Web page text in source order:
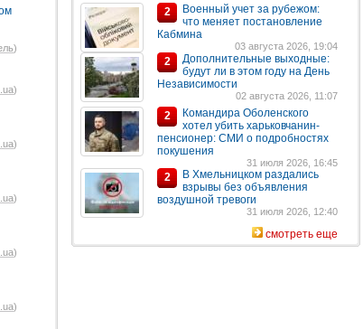
)
)
)
)
)
)
2
Военный учет за рубежом:
что меняет постановление
Кабмина
03 августа 2026, 19:04
2
Дополнительные выходные:
будут ли в этом году на День
Независимости
02 августа 2026, 11:07
2
Командира Оболенского
хотел убить харьковчанин-
пенсионер: СМИ о подробностях
покушения
31 июля 2026, 16:45
2
В Хмельницком раздались
взрывы без объявления
воздушной тревоги
31 июля 2026, 12:40
смотреть еще